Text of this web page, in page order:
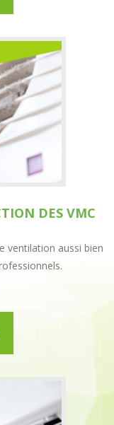
DES VMC
ventilation aussi bien